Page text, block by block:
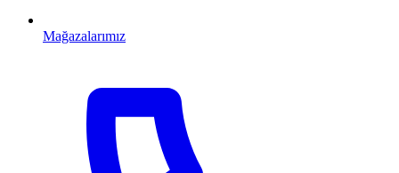
Mağazalarımız